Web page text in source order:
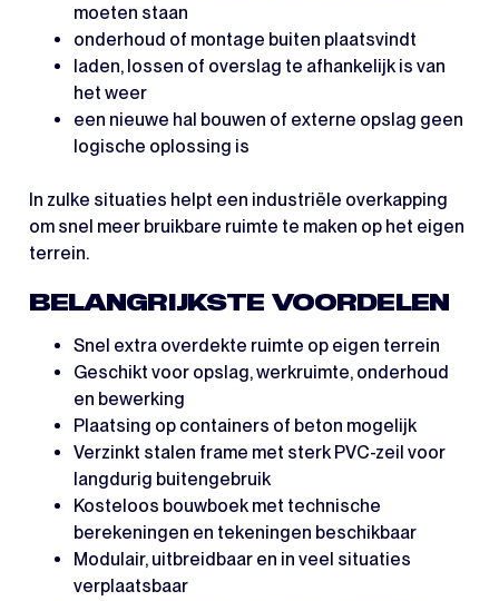
moeten staan
onderhoud of montage buiten plaatsvindt
laden, lossen of overslag te afhankelijk is van
het weer
een nieuwe hal bouwen of externe opslag geen
logische oplossing is
In zulke situaties helpt een industriële overkapping
om snel meer bruikbare ruimte te maken op het eigen
terrein.
BELANGRIJKSTE VOORDELEN
Snel extra overdekte ruimte op eigen terrein
Geschikt voor opslag, werkruimte, onderhoud
en bewerking
Plaatsing op containers of beton mogelijk
Verzinkt stalen frame met sterk PVC-zeil voor
langdurig buitengebruik
Kosteloos bouwboek met technische
berekeningen en tekeningen beschikbaar
Modulair, uitbreidbaar en in veel situaties
verplaatsbaar